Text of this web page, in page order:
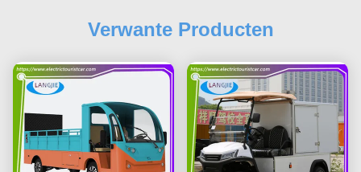
Verwante Producten